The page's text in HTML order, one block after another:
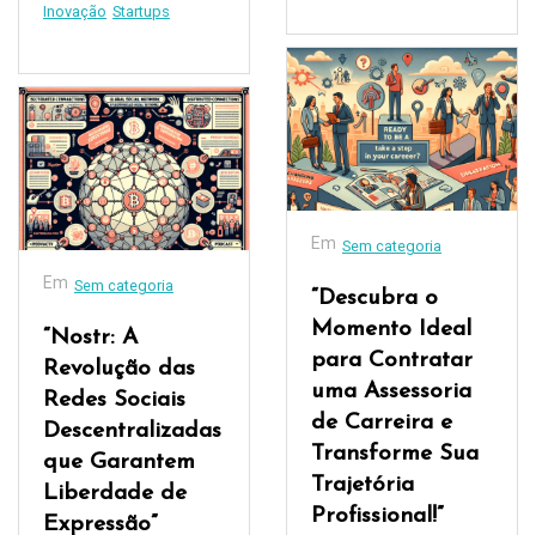
Inovação Startups
Em Sem categoria
“Nostr: A
Revolução das
Redes Sociais
Descentralizadas
que Garantem
Liberdade de
Expressão”
Em Sem categoria
“Descubra o
Momento Ideal
para Contratar
uma Assessoria
de Carreira e
Transforme Sua
Trajetória
Profissional!”